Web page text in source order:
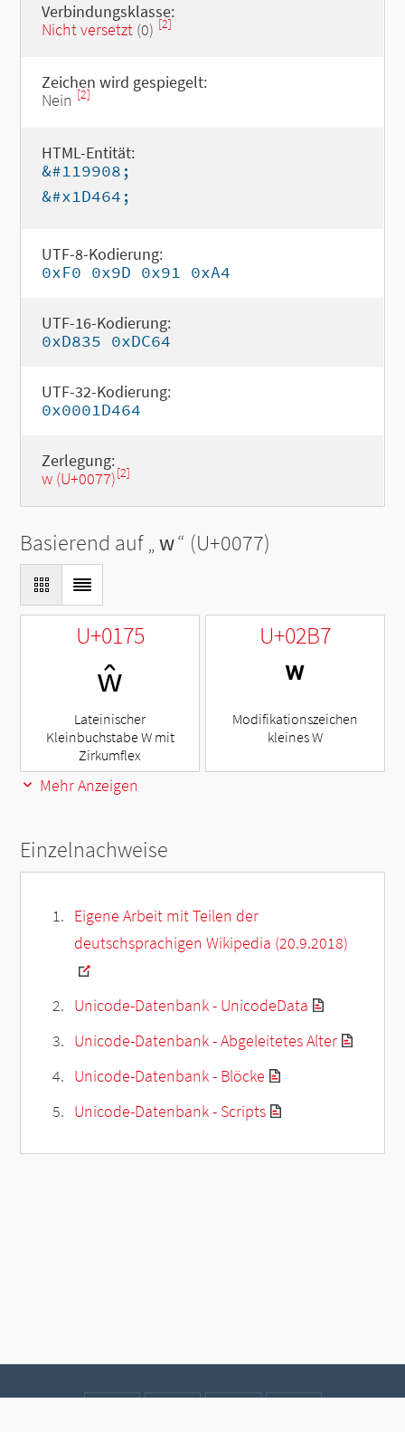
Verbindungsklasse:
Nicht versetzt(0) [2]
Zeichen wird gespiegelt:
Nein [2]
HTML-Entität:
&#119908;
&#x1D464;
UTF-8-Kodierung:
0xF0 0x9D 0x91 0xA4
UTF-16-Kodierung:
0xD835 0xDC64
UTF-32-Kodierung:
0x0001D464
Zerlegung:
w (U+0077)[2]
Basierend auf „w“ (U+0077)
U+0175
ŵ
Lateinischer
Kleinbuchstabe W mit
Zirkumflex
U+02B7
ʷ
Modifikationszeichen
kleines W
Mehr Anzeigen
Einzelnachweise
Eigene Arbeit mit Teilen der
deutschsprachigen Wikipedia (20.9.2018)
Unicode-Datenbank - UnicodeData
Unicode-Datenbank - Abgeleitetes Alter
Unicode-Datenbank - Blöcke
Unicode-Datenbank - Scripts